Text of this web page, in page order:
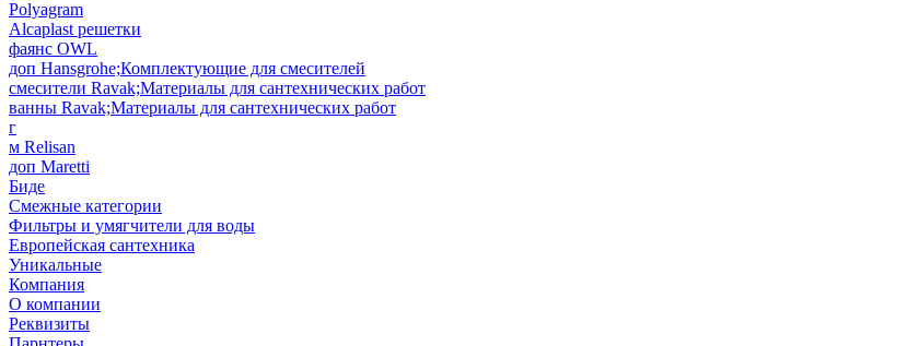
Polyagram
Alcaplast решетки
фаянс OWL
доп Hansgrohe;Комплектующие для смесителей
смесители Ravak;Материалы для сантехнических работ
ванны Ravak;Материалы для сантехнических работ
г
м Relisan
доп Maretti
Биде
Смежные категории
Фильтры и умягчители для воды
Европейская сантехника
Уникальные
Компания
О компании
Реквизиты